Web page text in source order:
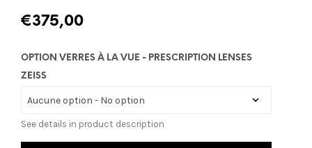
€375,00
OPTION VERRES À LA VUE - PRESCRIPTION LENSES
ZEISS
See details in product description